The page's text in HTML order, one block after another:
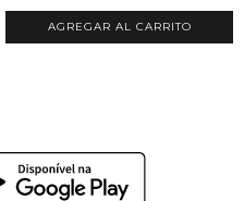
AGREGAR AL CARRITO